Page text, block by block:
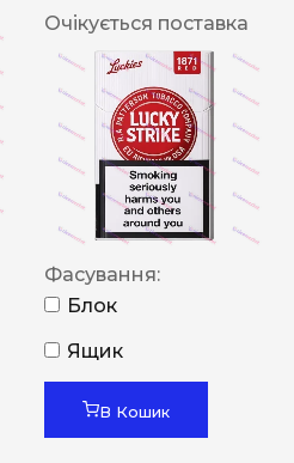
Очікується поставка
Фасування:
Блок
Ящик
В Кошик